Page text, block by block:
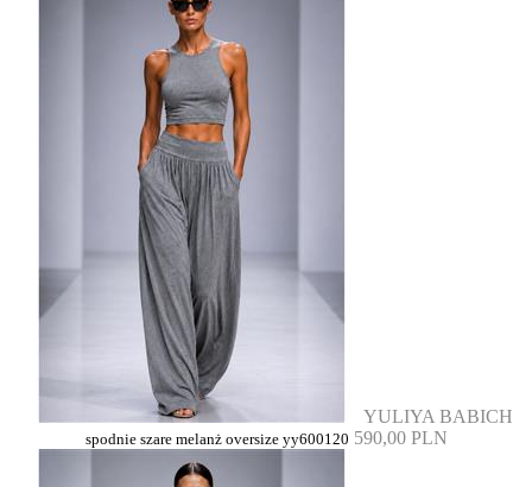
YULIYA BABICH
spodnie szare melanż oversize yy600120 590,00 PLN